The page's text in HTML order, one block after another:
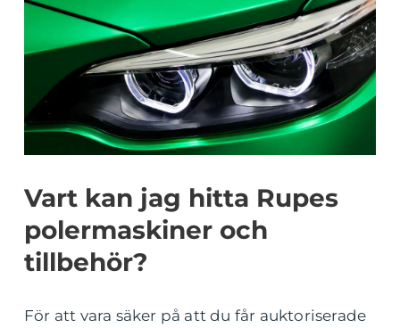
Vart kan jag hitta Rupes
polermaskiner och
tillbehör?
För att vara säker på att du får auktoriserade